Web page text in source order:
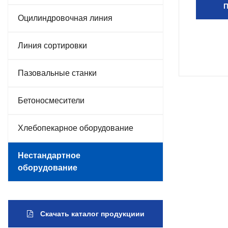
Оцилиндровочная линия
Линия сортировки
Пазовальные станки
Бетоносмесители
Хлебопекарное оборудование
Нестандартное
оборудование
Скачать каталог продукциии